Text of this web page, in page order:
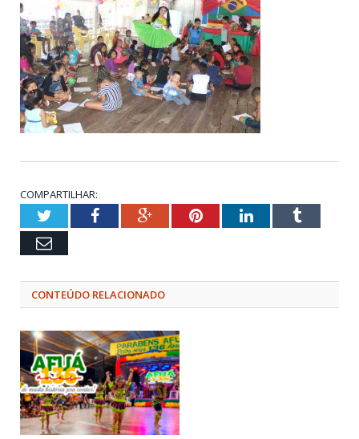
COMPARTILHAR:
TwitterFacebookGoogle+PinterestLinkedInTumblr
Email
CONTEÚDO RELACIONADO